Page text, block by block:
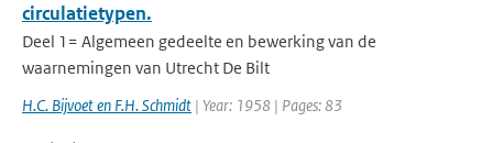
circulatietypen.
Deel 1= Algemeen gedeelte en bewerking van de
waarnemingen van Utrecht De Bilt
H.C. Bijvoet en F.H. Schmidt | Year: 1958 | Pages: 83